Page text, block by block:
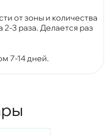
от зоны и количества
2-3 раза. Делается раз
7-14 дней.